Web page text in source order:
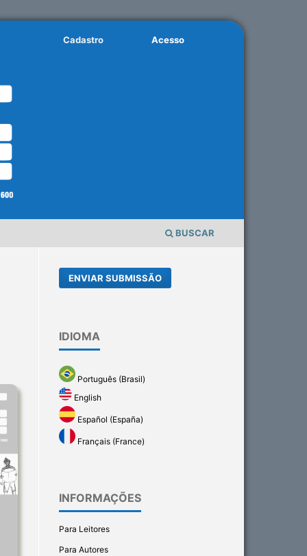
BUSCAR
Cadastro Acesso
ENVIAR SUBMISSÃO
IDIOMA
Português (Brasil)
English
Español (España)
Français (France)
INFORMAÇÕES
Para Leitores
Para Autores